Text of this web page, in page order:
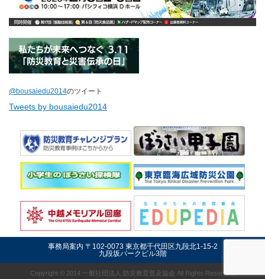
@bousaiedu2014のツイート
Tweets by bousaiedu2014
事務局案内 〒102-0073 東京都千代田区九段北1-15-2
九段坂パークビル3階
Copyright © 2014 一般社団法人 防災教育普及協会 All Rights Reserved.